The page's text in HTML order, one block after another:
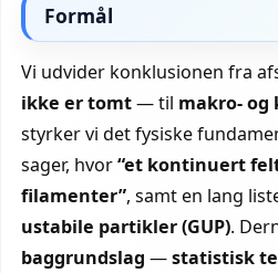
Formål
Vi udvider konklusionen fra
ikke er tomt— til makro- og
styrker vi det fysiske
sager, hvor“et kontinuert
filamenter”, samt en lang
ustabile partikler (GUP).
baggrundslag —statistisk